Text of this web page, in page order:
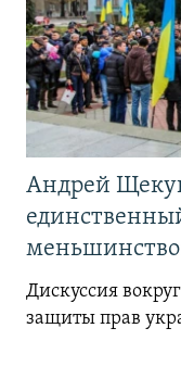
Андрей
Дискуссия
защиты прав